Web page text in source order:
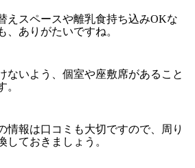
えスペースや離乳食持ち込みOKな
、ありがたいですね。
ないよう、個室や座敷席があること
。
情報は口コミも大切ですので、周り
しておきましょう。